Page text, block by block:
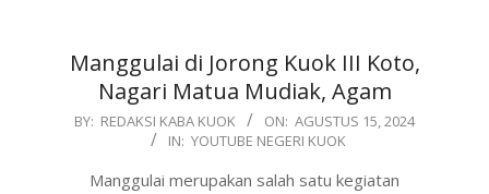
Manggulai di Jorong Kuok III Koto,
Nagari Matua Mudiak, Agam
2024-
BY: REDAKSI KABA KUOK ON: AGUSTUS 15, 2024
IN: YOUTUBE NEGERI KUOK
Manggulai merupakan salah satu kegiatan